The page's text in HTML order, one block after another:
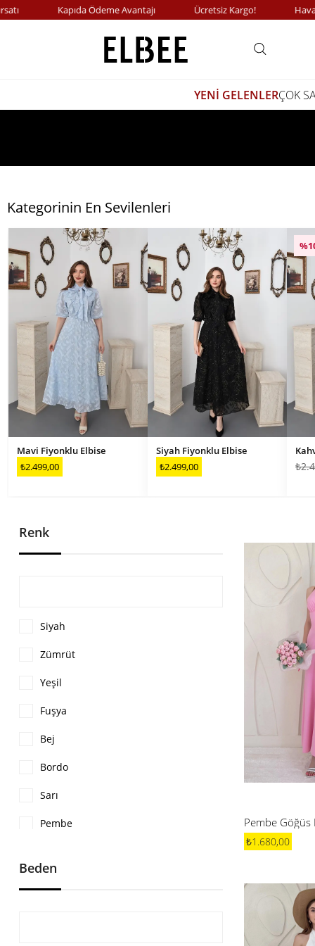
Kapıda Ödeme Avantajı Ücretsiz Kargo! Havale
YENİ GELENLERÇOK
Kategorinin En Sevilenleri
Mavi Fiyonklu Elbise
₺2.499,00
Siyah Fiyonklu Elbise
₺2.499,00
Renk
Siyah
Zümrüt
Yeşil
Fuşya
Bej
Bordo
Sarı
Pembe
Beden
₺1.680,00